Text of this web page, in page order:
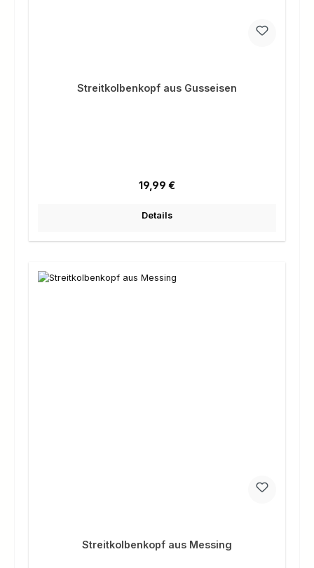
Streitkolbenkopf aus Gusseisen
Regulärer Preis:
19,99 €
Details
Streitkolbenkopf aus Messing